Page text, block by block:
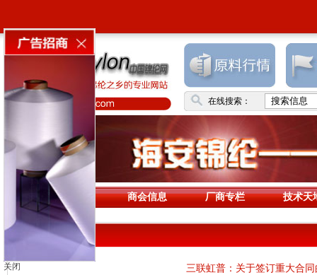
在线搜索：
首页 商会信息 厂商专栏 技术天
技术天地
三联虹普：关于签订重大合
关闭